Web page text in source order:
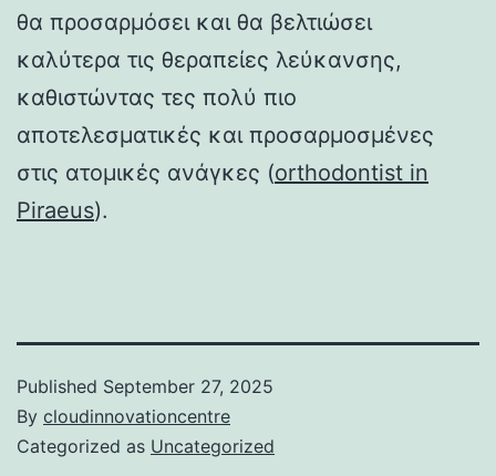
θα προσαρμόσει και θα βελτιώσει
καλύτερα τις θεραπείες λεύκανσης,
καθιστώντας τες πολύ πιο
αποτελεσματικές και προσαρμοσμένες
στις ατομικές ανάγκες (orthodontist in
Piraeus).
Published September 27, 2025
By cloudinnovationcentre
Categorized as Uncategorized